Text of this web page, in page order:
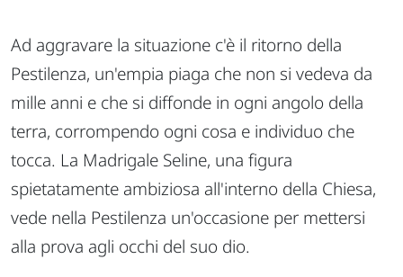
Ad aggravare la situazione c'è il ritorno della
Pestilenza, un'empia piaga che non si vedeva da
mille anni e che si diffonde in ogni angolo della
terra, corrompendo ogni cosa e individuo che
tocca. La Madrigale Seline, una figura
spietatamente ambiziosa all'interno della Chiesa,
vede nella Pestilenza un'occasione per mettersi
alla prova agli occhi del suo dio.